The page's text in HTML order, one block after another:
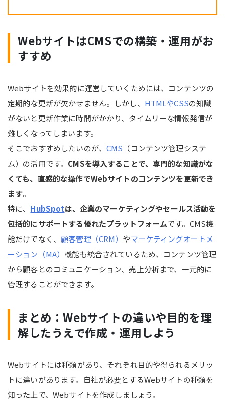
WebサイトはCMSでの構築・運用がお
すすめ
Webサイトを効果的に運営していくためには、コンテンツの
定期的な更新が欠かせません。しかし、 HTMLやCSSの知識
がないと更新作業に時間がかかり、タイムリーな情報発信が
難しくなってしまいます。
そこでおすすめしたいのが、 CMS （コンテンツ管理システ
ム）の活用です。 CMSを導入することで、専門的な知識がな
くても、直感的な操作でWebサイトのコンテンツを更新でき
ます。
特に、 HubSpotは、企業のマーケティングやセールス活動を
包括的にサポートする優れたプラットフォームです。CMS機
能だけでなく、 顧客管理（CRM） やマーケティングオートメ
ーション（MA） 機能も統合されているため、コンテンツ管理
から顧客とのコミュニケーション、売上分析まで、一元的に
管理することができます。
まとめ：Webサイトの違いや目的を理
解したうえで作成・運用しよう
Webサイトには種類があり、それぞれ目的や得られるメリッ
トに違いがあります。自社が必要とするWebサイトの種類を
知った上で、Webサイトを作成しましょう。